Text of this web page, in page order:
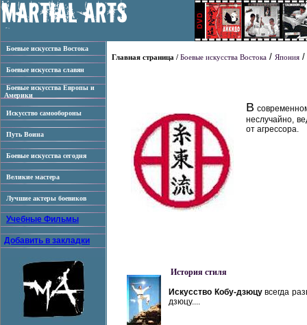
Боевые искусства Востока
Боевые искусства славян
Боевые искусства Европы и
Америки
Искусство самообороны
Путь Воина
Боевые искусства сегодня
Великие мастера
Лучшие актеры боевиков
Учебные Фильмы
Добавить в закладки
Главная страница / Боевые искусства Востока / Япония /
В
неслучайно,
от агрессора.
История стиля
Искусство Кобу-дзюцувсегда
дзюцу....